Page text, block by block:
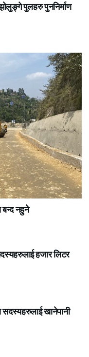
झोलुङ्गे पुलहरु पुननिर्माण
नहुने
हजार लिटर
खानेपानी